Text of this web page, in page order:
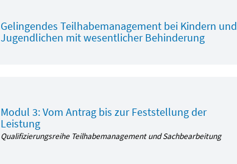
Gelingendes Teilhabemanagement bei Kindern und
Jugendlichen mit wesentlicher Behinderung
Modul 3: Vom Antrag bis zur Feststellung der
Leistung
Qualifizierungsreihe Teilhabemanagement und Sachbearbeitung